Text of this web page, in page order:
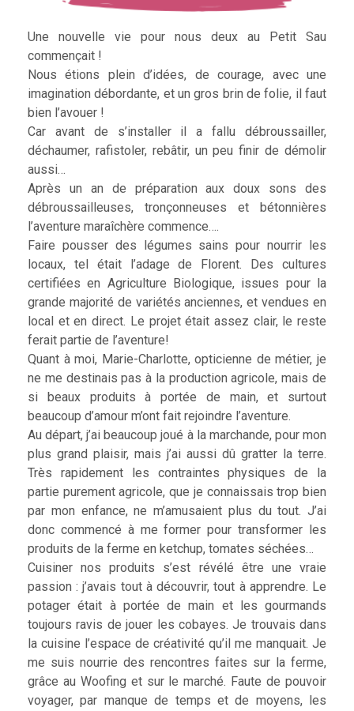
Une nouvelle vie pour nous deux au Petit Sau
commençait !
Nous étions plein d’idées, de courage, avec une
imagination débordante, et un gros brin de folie, il faut
bien l’avouer !
Car avant de s’installer il a fallu débroussailler,
déchaumer, rafistoler, rebâtir, un peu finir de démolir
aussi…
Après un an de préparation aux doux sons des
débroussailleuses, tronçonneuses et bétonnières
l’aventure maraîchère commence….
Faire pousser des légumes sains pour nourrir les
locaux, tel était l’adage de Florent. Des cultures
certifiées en Agriculture Biologique, issues pour la
grande majorité de variétés anciennes, et vendues en
local et en direct. Le projet était assez clair, le reste
ferait partie de l’aventure!
Quant à moi, Marie-Charlotte, opticienne de métier, je
ne me destinais pas à la production agricole, mais de
si beaux produits à portée de main, et surtout
beaucoup d’amour m’ont fait rejoindre l’aventure.
Au départ, j’ai beaucoup joué à la marchande, pour mon
plus grand plaisir, mais j’ai aussi dû gratter la terre.
Très rapidement les contraintes physiques de la
partie purement agricole, que je connaissais trop bien
par mon enfance, ne m’amusaient plus du tout. J’ai
donc commencé à me former pour transformer les
produits de la ferme en ketchup, tomates séchées…
Cuisiner nos produits s’est révélé être une vraie
passion : j’avais tout à découvrir, tout à apprendre. Le
potager était à portée de main et les gourmands
toujours ravis de jouer les cobayes. Je trouvais dans
la cuisine l’espace de créativité qu’il me manquait. Je
me suis nourrie des rencontres faites sur la ferme,
grâce au Woofing et sur le marché. Faute de pouvoir
voyager, par manque de temps et de moyens, les